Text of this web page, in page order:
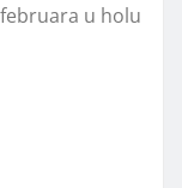
u holu